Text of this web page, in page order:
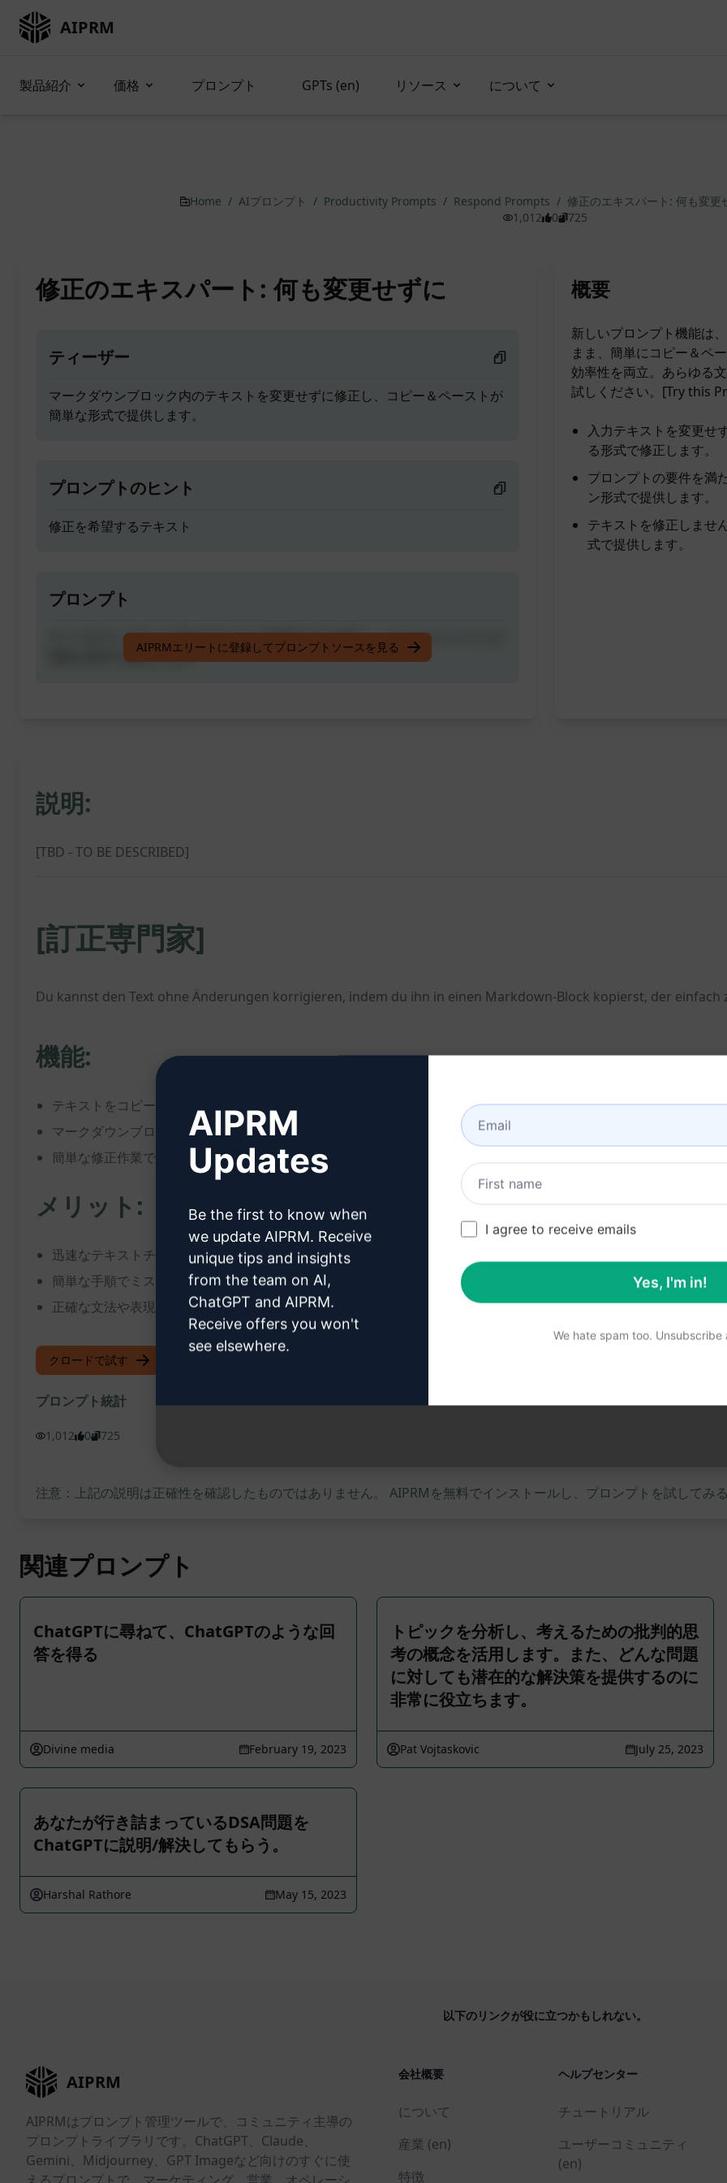
AIPRM
製品紹介 価格 プロンプト GPTs (en) リソース について
Home / AIプロンプト / Productivity Prompts / Respond Prompts / 修正のエキスパート: 何も変更
1,012
0 725
修正のエキスパート: 何も変更せずに
ティーザー
マークダウンブロック内のテキストを変更せずに修正し、コピー＆ペーストが
簡単な形式で提供します。
プロンプトのヒント
修正を希望するテキスト
プロンプト
マークダウンブロック内のテキストを変更せずに修正し、コピー＆ペーストが
簡単な形式で提供します。
AIPRMエリートに登録してプロンプトソースを見る
概要
新しいプロンプト機能は
まま、簡単にコピー＆ペ
効率性を両立。あらゆる
試しください。[Try this
入力テキストを変更せ
る形式で修正します。
プロンプトの要件を満
ン形式で提供します。
テキストを修正しませ
式で提供します。
説明:
[TBD - TO BE DESCRIBED]
[訂正専門家]
Du kannst den Text ohne Änderungen korrigieren, indem du ihn in einen Markdown-Block kopierst, der
機能:
テキストをコピー＆ペーストして、修正を加えずにチェック可能
マークダウンブロック内で使いやすい
簡単な修正作業で、正確な文面を確認可能
メリット:
迅速なテキストチェックが可能
簡単な手順でミスを修正できる
正確な文法や表現を保証
クロードで試す
プロンプト統計
1,012 0 725
注意：上記の説明は正確性を確認したものではありません。 AIPRMを無料でインストールし、プロンプトを試してみ
関連プロンプト
ChatGPTに尋ねて、ChatGPTのような回
答を得る
Divine media February 19, 2023
トピックを分析し、考えるための批判的思
考の概念を活用します。また、どんな問題
に対しても潜在的な解決策を提供するのに
非常に役立ちます。
Pat Vojtaskovic July 25, 2023
あなたが行き詰まっているDSA問題を
ChatGPTに説明/解決してもらう。
Harshal Rathore May 15, 2023
以下のリンクが役に立つかもしれない。
AIPRM
AIPRMはプロンプト管理ツールで、コミュニティ主導の
プロンプトライブラリです。ChatGPT、Claude、
Gemini、Midjourney、GPT Imageなど向けのすぐに使
会社概要
について
産業 (en)
特徴
ヘルプセンター
チュートリアル
ユーザーコミュニティ
(en)
AIPRM
Updates
Be the first to know when
we update AIPRM. Receive
unique tips and insights
from the team on AI,
ChatGPT and AIPRM.
Receive offers you won't
see elsewhere.
I agree to receive emails
Yes, I'm in!
We hate spam too. Unsubscribe